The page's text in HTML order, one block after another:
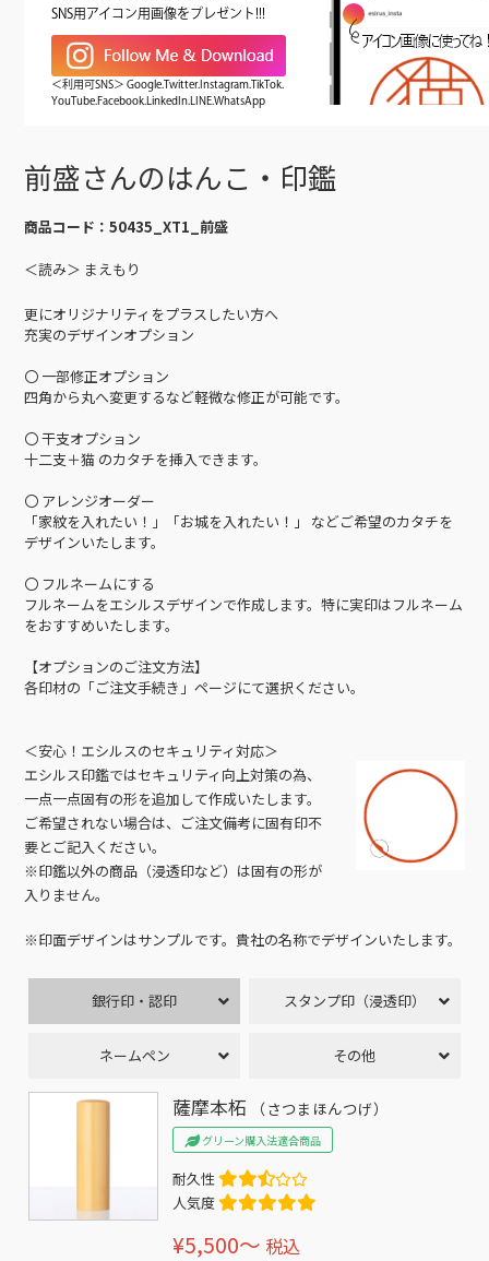
SNS用アイコン用画像をプレゼント!!!
＜利用可SNS＞ Google.Twitter.Instagram.TikTok.
YouTube.Facebook.LinkedIn.LINE.WhatsApp
前盛さんのはんこ・印鑑
商品コード：50435_XT1_前盛
＜読み＞ まえもり
更にオリジナリティをプラスしたい方へ
充実のデザインオプション
〇 一部修正オプション
四角から丸へ変更するなど軽微な修正が可能です。
〇 干支オプション
十二支＋猫 のカタチを挿入できます。
〇 アレンジオーダー
「家紋を入れたい！」「お城を入れたい！」 などご希望のカタチを
デザインいたします。
〇 フルネームにする
フルネームをエシルスデザインで作成します。特に実印はフルネーム
をおすすめいたします。
【オプションのご注文方法】
各印材の「ご注文手続き」ページにて選択ください。
＜安心！エシルスのセキュリティ対応＞
エシルス印鑑ではセキュリティ向上対策の為、
一点一点固有の形を追加して作成いたします。
ご希望されない場合は、ご注文備考に固有印不
要とご記入ください。
※印鑑以外の商品（浸透印など）は固有の形が
入りません。
※印面デザインはサンプルです。貴社の名称でデザインいたします。
銀行印・認印 スタンプ印（浸透印）
ネームペン その他
薩摩本柘 （さつまほんつげ）
グリーン購入法適合商品
耐久性
人気度
¥5,500〜 税込